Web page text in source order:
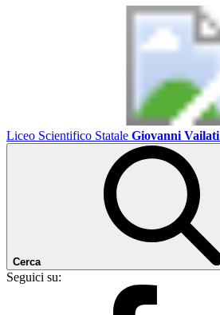
Liceo Scientifico Statale Giovanni Vailati
Cerca
Seguici su: